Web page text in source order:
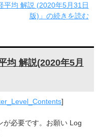
平均 解説 (2020年5月31日
版)」の続きを読む
均 解説(2020年5月
]
が必要です。お願い Log